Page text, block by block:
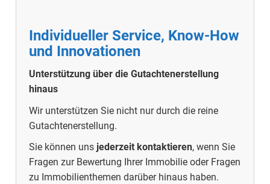
Individueller Service, Know-How
und Innovationen
Unterstützung über die Gutachtenerstellung
hinaus
Wir unterstützen Sie nicht nur durch die reine
Gutachtenerstellung.
Sie können uns jederzeit kontaktieren, wenn Sie
Fragen zur Bewertung Ihrer Immobilie oder Fragen
zu Immobilienthemen darüber hinaus haben.